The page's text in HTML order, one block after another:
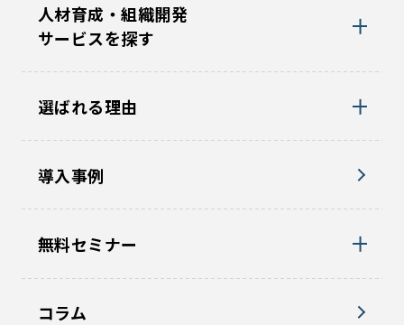
人材育成・組織開発
サービスを探す
選ばれる理由
導入事例
無料セミナー
コラム